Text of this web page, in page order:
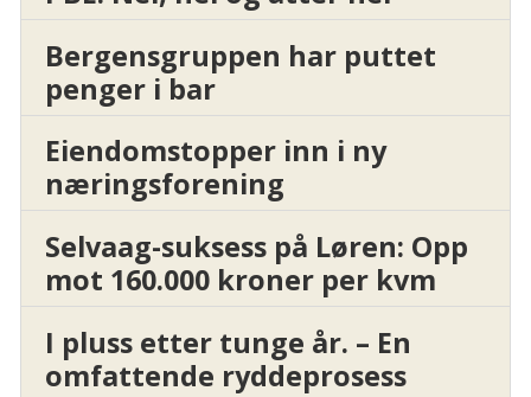
Bergensgruppen har puttet
penger i bar
Eiendomstopper inn i ny
næringsforening
Selvaag-suksess på Løren: Opp
mot 160.000 kroner per kvm
I pluss etter tunge år. – En
omfattende ryddeprosess